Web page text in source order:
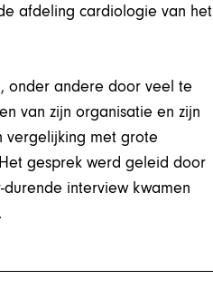
afdeling cardiologie van het
onder andere door veel te
van zijn organisatie en zijn
vergelijking met grote
gesprek werd geleid door
interview kwamen